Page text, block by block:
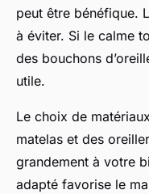
peut être bénéfique.
à éviter. Si le calme
des bouchons
utile.
Le choix de
matelas et des
grandement à votre
adapté favorise le